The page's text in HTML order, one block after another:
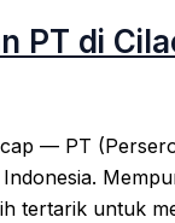
PT di
— PT
tertarik untuk